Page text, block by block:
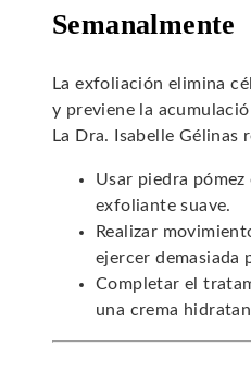
Semanalmente
La exfoliación elimina
y previene la
La Dra. Isabelle Gélinas
Usar piedra pómez
exfoliante suave.
Realizar
ejercer demasiada
Completar el
una crema